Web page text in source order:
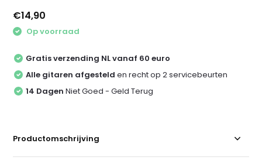
€14,90
Op voorraad
Gratis verzending NL vanaf 60 euro
Alle gitaren afgesteld en recht op 2 servicebeurten
14 Dagen Niet Goed - Geld Terug
Productomschrijving